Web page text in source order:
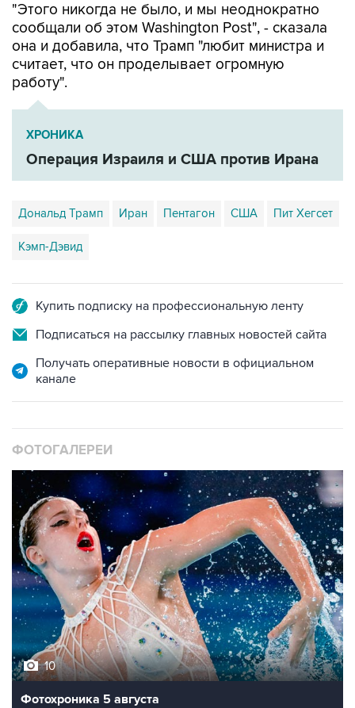
"Этого никогда не было, и мы неоднократно
сообщали об этом Washington Post", - сказала
она и добавила, что Трамп "любит министра и
считает, что он проделывает огромную
работу".
ХРОНИКА
Операция Израиля и США против Ирана
Дональд Трамп Иран Пентагон США Пит Хегсет
Кэмп-Дэвид
Купить подписку на профессиональную ленту
Подписаться на рассылку главных новостей сайта
Получать оперативные новости в официальном
канале
ФОТОГАЛЕРЕИ
10
Фотохроника 5 августа